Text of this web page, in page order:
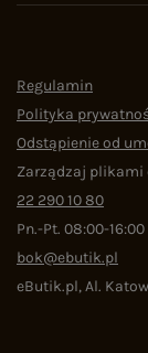
Regulamin
Polityka
Odstąpienie od
Zarządzaj plikami
22 290 10 80
Pn.-Pt. 08:00-16:00
bok@ebutik.pl
eButik.pl,Al.